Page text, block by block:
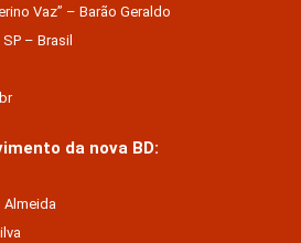
Vaz” – Barão Geraldo
– Brasil
da nova BD:
Almeida